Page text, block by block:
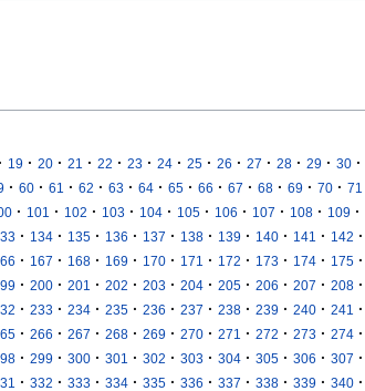
· 19 · 20 · 21 · 22 · 23 · 24 · 25 · 26 · 27 · 28 · 29 · 30 ·
· 60 · 61 · 62 · 63 · 64 · 65 · 66 · 67 · 68 · 69 · 70 · 71
· 101 · 102 · 103 · 104 · 105 · 106 · 107 · 108 · 109 ·
· 134 · 135 · 136 · 137 · 138 · 139 · 140 · 141 · 142 ·
· 167 · 168 · 169 · 170 · 171 · 172 · 173 · 174 · 175 ·
· 200 · 201 · 202 · 203 · 204 · 205 · 206 · 207 · 208 ·
· 233 · 234 · 235 · 236 · 237 · 238 · 239 · 240 · 241 ·
· 266 · 267 · 268 · 269 · 270 · 271 · 272 · 273 · 274 ·
· 299 · 300 · 301 · 302 · 303 · 304 · 305 · 306 · 307 ·
· 332 · 333 · 334 · 335 · 336 · 337 · 338 · 339 · 340 ·